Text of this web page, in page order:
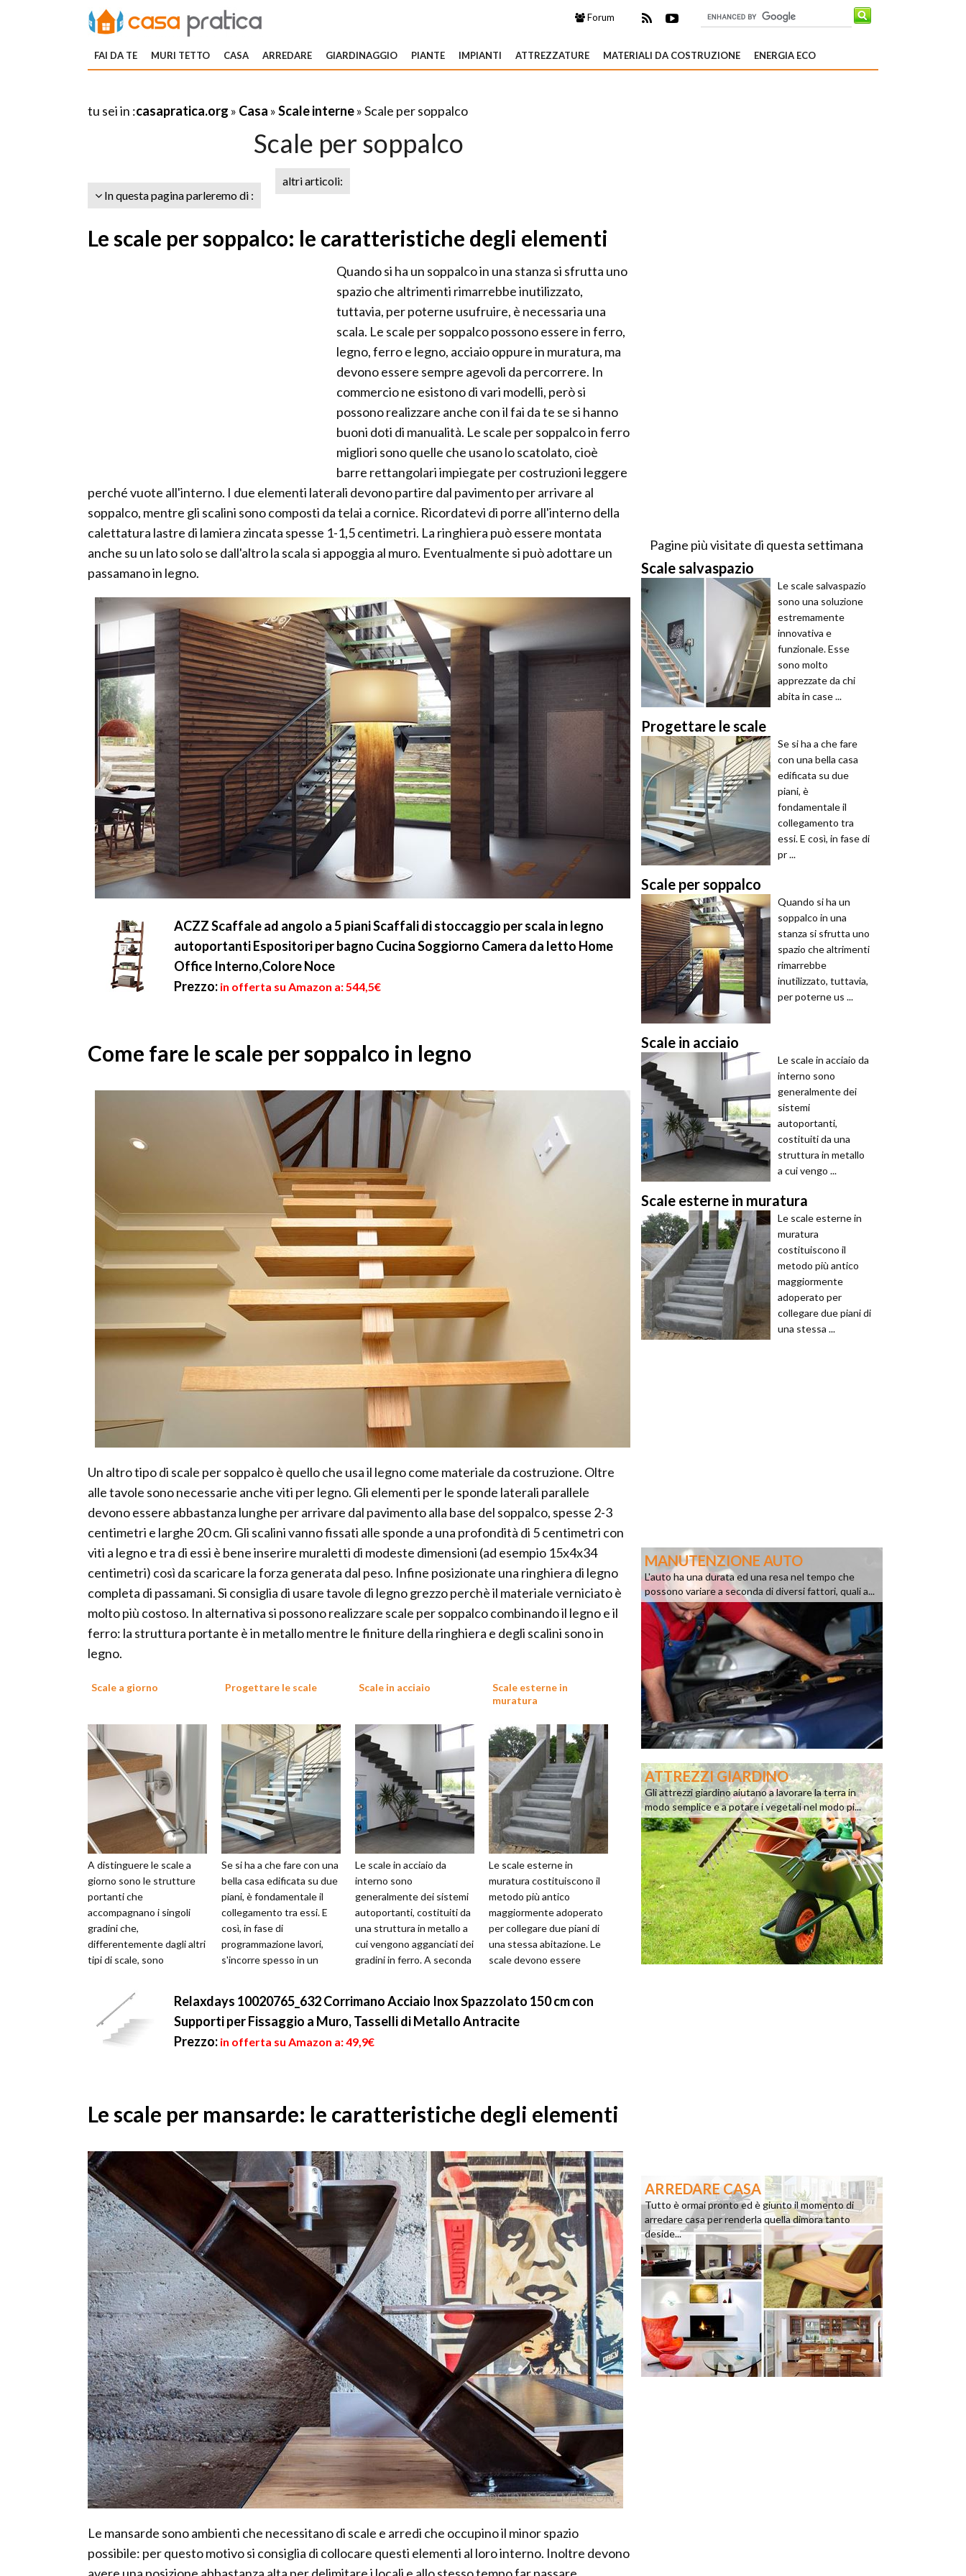
Forum
FAI DA TE MURI TETTO CASA ARREDARE GIARDINAGGIO PIANTE IMPIANTI ATTREZZATURE MATERIALI DA COSTRUZIONE ENERGIA ECO
tu sei in :casapratica.org » Casa »Scale interne» Scale per soppalco
Scale per soppalco
In questa pagina parleremo di :
altri articoli:
Le scale per soppalco: le caratteristiche degli elementi
Quando si ha un soppalco in una stanza si sfrutta uno
spazio che altrimenti rimarrebbe inutilizzato,
tuttavia, per poterne usufruire, è necessaria una
scala. Le scale per soppalco possono essere in ferro,
legno, ferro e legno, acciaio oppure in muratura, ma
devono essere sempre agevoli da percorrere. In
commercio ne esistono di vari modelli, però si
possono realizzare anche con il fai da te se si hanno
buoni doti di manualità. Le scale per soppalco in ferro
migliori sono quelle che usano lo scatolato, cioè
barre rettangolari impiegate per costruzioni leggere
perché vuote all'interno. I due elementi laterali devono partire dal pavimento per arrivare al
soppalco, mentre gli scalini sono composti da telai a cornice. Ricordatevi di porre all'interno della
calettatura lastre di lamiera zincata spesse 1-1,5 centimetri. La ringhiera può essere montata
anche su un lato solo se dall'altro la scala si appoggia al muro. Eventualmente si può adottare un
passamano in legno.
ACZZ Scaffale ad angolo a 5 piani Scaffali di stoccaggio per scala in legno
autoportanti Espositori per bagno Cucina Soggiorno Camera da letto Home
Office Interno,Colore Noce
Prezzo: in offerta su Amazon a: 544,5€
Come fare le scale per soppalco in legno
Un altro tipo di scale per soppalco è quello che usa il legno come materiale da costruzione. Oltre
alle tavole sono necessarie anche viti per legno. Gli elementi per le sponde laterali parallele
devono essere abbastanza lunghe per arrivare dal pavimento alla base del soppalco, spesse 2-3
centimetri e larghe 20 cm. Gli scalini vanno fissati alle sponde a una profondità di 5 centimetri con
viti a legno e tra di essi è bene inserire muraletti di modeste dimensioni (ad esempio 15x4x34
centimetri) così da scaricare la forza generata dal peso. Infine posizionate una ringhiera di legno
completa di passamani. Si consiglia di usare tavole di legno grezzo perchè il materiale verniciato è
molto più costoso. In alternativa si possono realizzare scale per soppalco combinando il legno e il
ferro: la struttura portante è in metallo mentre le finiture della ringhiera e degli scalini sono in
legno.
Scale a giorno
A distinguere le scale a
giorno sono le strutture
portanti che
accompagnano i singoli
gradini che,
differentemente dagli altri
tipi di scale, sono
basso da un'intelaiatura
Progettare le scale
Se si ha a che fare con una
bella casa edificata su due
piani, è fondamentale il
collegamento tra essi. E
così, in fase di
programmazione lavori,
s'incorre spesso in un
Scale in acciaio
Le scale in acciaio da
interno sono
generalmente dei sistemi
autoportanti, costituiti da
una struttura in metallo a
cui vengono agganciati dei
gradini in ferro. A seconda
Scale esterne in
muratura
Le scale esterne in
muratura costituiscono il
metodo più antico
maggiormente adoperato
per collegare due piani di
una stessa abitazione. Le
scale devono essere
seguendo le n...
Relaxdays 10020765_632 Corrimano Acciaio Inox Spazzolato 150 cm con
Supporti per Fissaggio a Muro, Tasselli di Metallo Antracite
Prezzo: in offerta su Amazon a: 49,9€
Le scale per mansarde: le caratteristiche degli elementi
Le mansarde sono ambienti che necessitano di scale e arredi che occupino il minor spazio
possibile: per questo motivo si consiglia di collocare questi elementi al loro interno. Inoltre devono
Pagine più visitate di questa settimana
Scale salvaspazio
Le scale salvaspazio
sono una soluzione
estremamente
innovativa e
funzionale. Esse
sono molto
apprezzate da chi
abita in case ...
Progettare le scale
Se si ha a che fare
con una bella casa
edificata su due
piani, è
fondamentale il
collegamento tra
essi. E così, in fase di
pr ...
Scale per soppalco
Quando si ha un
soppalco in una
stanza si sfrutta uno
spazio che altrimenti
rimarrebbe
inutilizzato, tuttavia,
per poterne us ...
Scale in acciaio
Le scale in acciaio da
interno sono
generalmente dei
sistemi
autoportanti,
costituiti da una
struttura in metallo
a cui vengo ...
Scale esterne in muratura
Le scale esterne in
muratura
costituiscono il
metodo più antico
maggiormente
adoperato per
collegare due piani di
una stessa ...
MANUTENZIONE AUTO
L'auto ha una durata ed una resa nel tempo che
possono variare a seconda di diversi fattori, quali a...
ATTREZZI GIARDINO
Gli attrezzi giardino aiutano a lavorare la terra in
modo semplice e a potare i vegetali nel modo pi...
ARREDARE CASA
Tutto è ormai pronto ed è giunto il momento di
arredare casa per renderla quella dimora tanto
deside...